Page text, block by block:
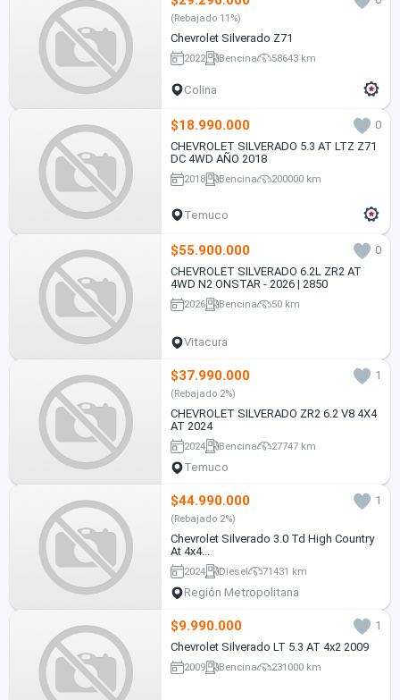
(Rebajado 11%)
Chevrolet Silverado Z71
2022 Bencina 58643 km
Colina
$18.990.000
0
CHEVROLET SILVERADO 5.3 AT LTZ Z71
DC 4WD AÑO 2018
2018 Bencina 200000 km
Temuco
$55.900.000
0
CHEVROLET SILVERADO 6.2L ZR2 AT
4WD N2 ONSTAR - 2026 | 2850
2026 Bencina 50 km
Vitacura
$37.990.000 1
(Rebajado 2%)
CHEVROLET SILVERADO ZR2 6.2 V8 4X4
AT 2024
2024 Bencina 27747 km
Temuco
$44.990.000 1
(Rebajado 2%)
Chevrolet Silverado 3.0 Td High Country
At 4x4...
2024 Diesel 71431 km
Región Metropolitana
$9.990.000
1
Chevrolet Silverado LT 5.3 AT 4x2 2009
2009 Bencina 231000 km